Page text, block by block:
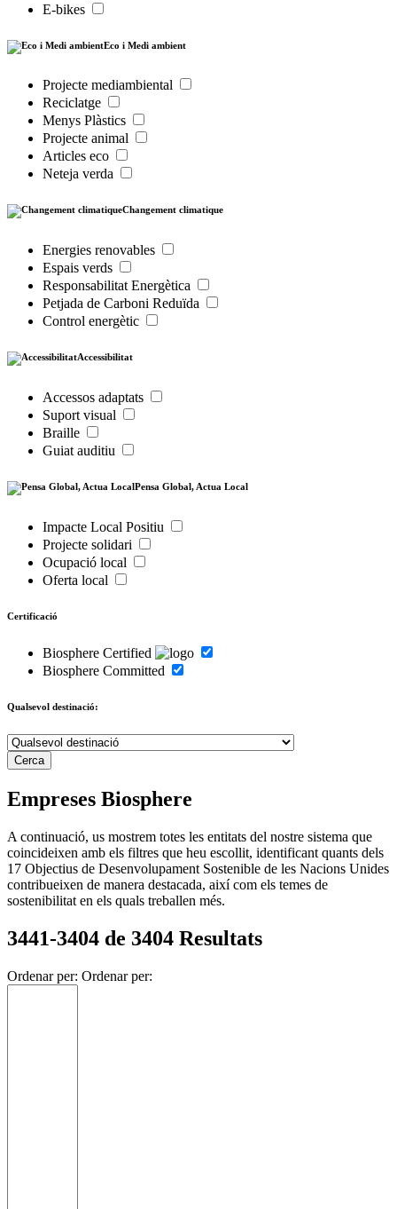
E-bikes
Eco i Medi ambient
Projecte mediambiental
Reciclatge
Menys Plàstics
Projecte animal
Articles eco
Neteja verda
Changement climatique
Energies renovables
Espais verds
Responsabilitat Energètica
Petjada de Carboni Reduïda
Control energètic
Accessibilitat
Accessos adaptats
Suport visual
Braille
Guiat auditiu
Pensa Global, Actua Local
Impacte Local Positiu
Projecte solidari
Ocupació local
Oferta local
Certificació
Biosphere Certified
Biosphere Committed
Qualsevol destinació:
Empreses Biosphere
A continuació, us mostrem totes les entitats del nostre sistema que
coincideixen amb els filtres que heu escollit, identificant quants dels
17 Objectius de Desenvolupament Sostenible de les Nacions Unides
contribueixen de manera destacada, així com els temes de
sostenibilitat en els quals treballen més.
3441-3404 de 3404 Resultats
Ordenar per: Ordenar per: